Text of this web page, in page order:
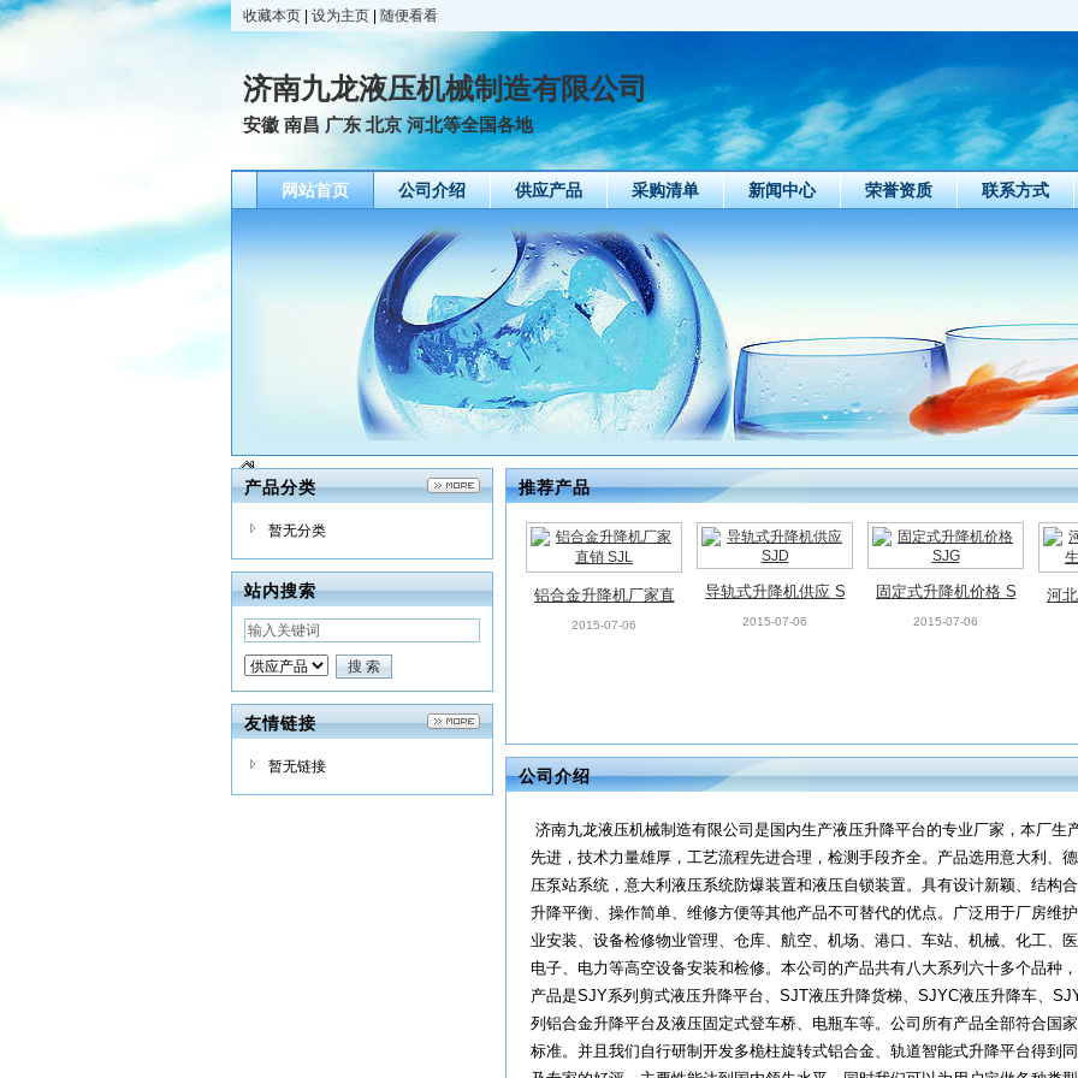
收藏本页 设为主页 随便看看
济南九龙液压机械制造有限公司
安徽 南昌 广东 北京 河北等全国各地
网站首页 公司介绍 供应产品 采购清单 新闻中心 荣誉资质 联系方式
产品分类
暂无分类
站内搜索
友情链接
暂无链接
推荐产品
铝合金升降机厂家直
销 SJL
2015-07-06
导轨式升降机供应 S
JD
2015-07-06
固定式升降机价格 S
JG
2015-07-06
河
公司介绍
济南九龙液压机械制造有限公司是国内生产液压升降平台的专业厂家，本厂生
先进，技术力量雄厚，工艺流程先进合理，检测手段齐全。产品选用意大利、
压泵站系统，意大利液压系统防爆装置和液压自锁装置。具有设计新颖、结构
升降平衡、操作简单、维修方便等其他产品不可替代的优点。广泛用于厂房维
业安装、设备检修物业管理、仓库、航空、机场、港口、车站、机械、化工、
电子、电力等高空设备安装和检修。本公司的产品共有八大系列六十多个品种
产品是SJY系列剪式液压升降平台、SJT液压升降货梯、SJYC液压升降车、
列铝合金升降平台及液压固定式登车桥、电瓶车等。公司所有产品全部符合国
标准。并且我们自行研制开发多桅柱旋转式铝合金、轨道智能式升降平台得到